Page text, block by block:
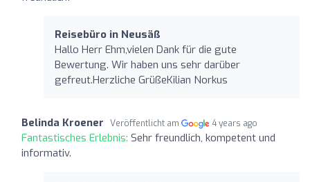
Reisebüro in Neusäß
Hallo Herr Ehm,vielen Dank für die gute
Bewertung. Wir haben uns sehr darüber
gefreut.Herzliche GrüßeKilian Norkus
Belinda Kroener Veröffentlicht am 4 years ago
Fantastisches Erlebnis: Sehr freundlich, kompetent und
informativ.